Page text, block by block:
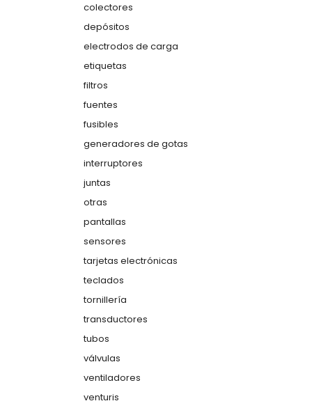
colectores
depósitos
electrodos de carga
etiquetas
filtros
fuentes
fusibles
generadores de gotas
interruptores
juntas
otras
pantallas
sensores
tarjetas electrónicas
teclados
tornillería
transductores
tubos
válvulas
ventiladores
venturis